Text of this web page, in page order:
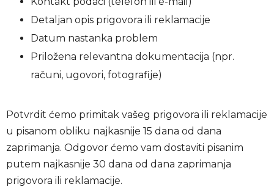
Detaljan opis prigovora ili reklamacije
Datum nastanka problem
Priložena relevantna dokumentacija (npr.
računi, ugovori, fotografije)
Potvrdit ćemo primitak vašeg prigovora ili reklamacije
u pisanom obliku najkasnije 15 dana od dana
zaprimanja. Odgovor ćemo vam dostaviti pisanim
putem najkasnije 30 dana od dana zaprimanja
prigovora ili reklamacije.